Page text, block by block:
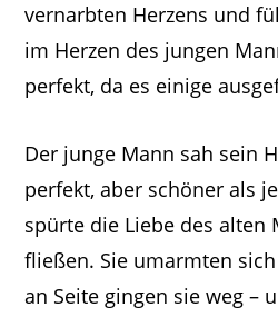
vernarbten Herzens und
im Herzen des jungen
perfekt, da es einige
Der junge Mann sah sein
perfekt, aber schöner als
spürte die Liebe des alten
fließen. Sie umarmten
an Seite gingen sie weg –